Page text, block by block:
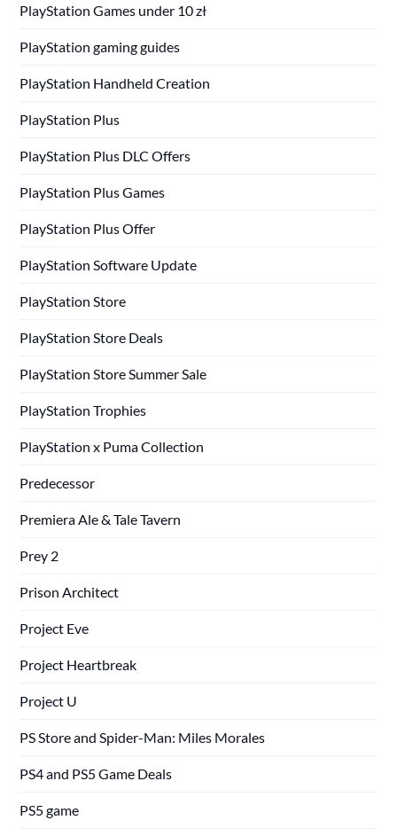
PlayStation Games under 10 zł
PlayStation gaming guides
PlayStation Handheld Creation
PlayStation Plus
PlayStation Plus DLC Offers
PlayStation Plus Games
PlayStation Plus Offer
PlayStation Software Update
PlayStation Store
PlayStation Store Deals
PlayStation Store Summer Sale
PlayStation Trophies
PlayStation x Puma Collection
Predecessor
Premiera Ale & Tale Tavern
Prey 2
Prison Architect
Project Eve
Project Heartbreak
Project U
PS Store and Spider-Man: Miles Morales
PS4 and PS5 Game Deals
PS5 game